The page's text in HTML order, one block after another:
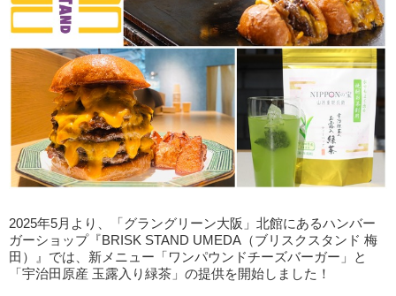
2025年5月より、「グラングリーン大阪」北館にあるハンバー
ガーショップ『BRISK STAND UMEDA（ブリスクスタンド 梅
田）』では、新メニュー「ワンパウンドチーズバーガー」と
「宇治田原産 玉露入り緑茶」の提供を開始しました！